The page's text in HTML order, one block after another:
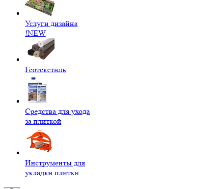
Услуги дизайна
!NEW
Геотекстиль
Средства для ухода
за плиткой
Инструменты для
укладки плитки